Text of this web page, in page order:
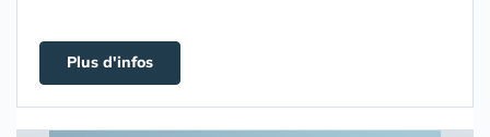
Plus d'infos